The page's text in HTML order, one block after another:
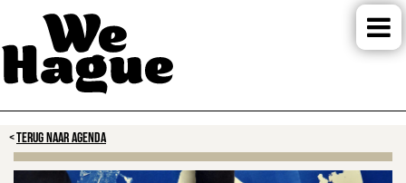
TERUG NAAR AGENDA